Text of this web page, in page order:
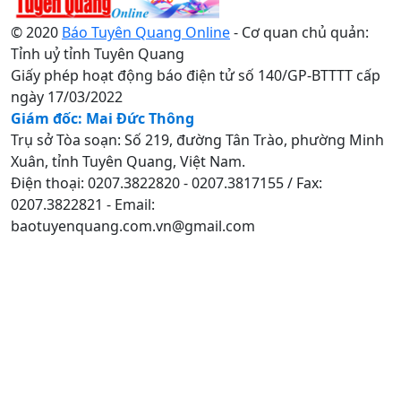
© 2020 Báo Tuyên Quang Online- Cơ quan chủ quản:
Tỉnh uỷ tỉnh Tuyên Quang
Giấy phép hoạt động báo điện tử số 140/GP-BTTTT cấp
ngày 17/03/2022
Giám đốc: Mai Đức Thông
Trụ sở Tòa soạn: Số 219, đường Tân Trào, phường Minh
Xuân, tỉnh Tuyên Quang, Việt Nam.
Điện thoại: 0207.3822820 - 0207.3817155 / Fax:
0207.3822821 - Email:
baotuyenquang.com.vn@gmail.com